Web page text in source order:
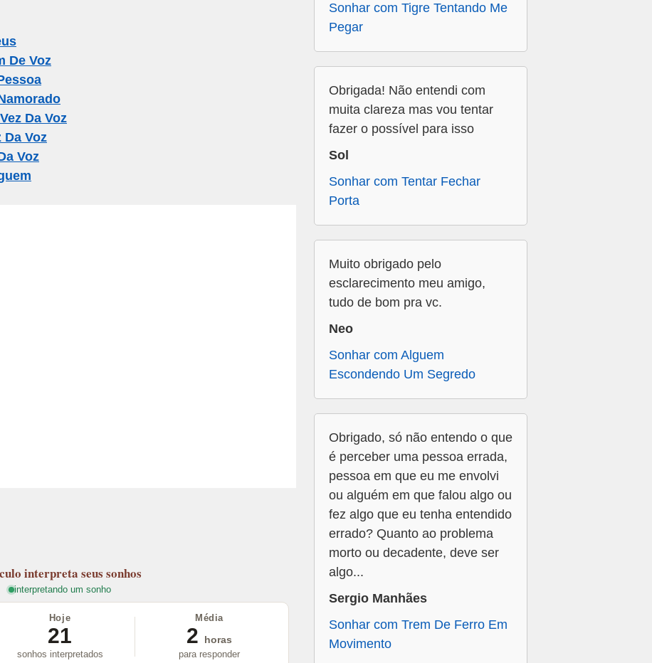
De Voz
Da Voz
Da Voz
Voz
interpreta seus sonhos
interpretando um sonho
Hoje
21
sonhos interpretados
Média
2
horas
para responder
Sonhar com Tigre Tentando Me
Pegar
Obrigada! Não entendi com
muita clareza mas vou tentar
fazer o possível para isso
Sol
Sonhar com Tentar Fechar
Porta
Muito obrigado pelo
esclarecimento meu amigo,
tudo de bom pra vc.
Neo
Sonhar com Alguem
Escondendo Um Segredo
Obrigado, só não entendo o que
é perceber uma pessoa errada,
pessoa em que eu me envolvi
ou alguém em que falou algo ou
fez algo que eu tenha entendido
errado? Quanto ao problema
morto ou decadente, deve ser
algo...
Sergio Manhães
Sonhar com Trem De Ferro Em
Movimento